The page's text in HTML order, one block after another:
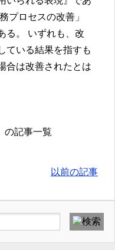
プロセスの改善」
る。 いずれも、改
ている結果を指すも
合は改善されたとは
の記事一覧
以前の記事